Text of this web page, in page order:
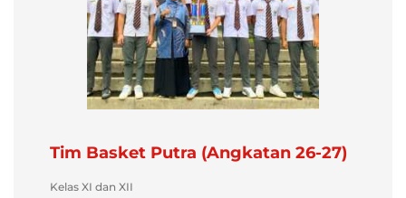
Tim Basket Putra (Angkatan 26-27)
Kelas XI dan XII